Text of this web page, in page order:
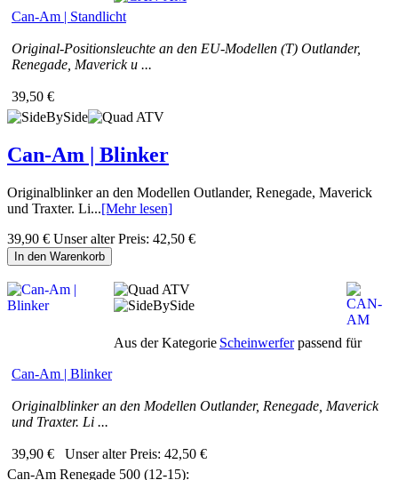
Can-Am | Standlicht
Original-Positionsleuchte an den EU-Modellen (T) Outlander,
Renegade, Maverick u ...
39,50 €
Can-Am | Blinker
Originalblinker an den Modellen Outlander, Renegade, Maverick
und Traxter. Li...[Mehr lesen]
39,90 € Unser alter Preis: 42,50 €
In den Warenkorb
Can-Am | Blinker
Originalblinker an den Modellen Outlander, Renegade, Maverick
und Traxter. Li ...
39,90 € Unser alter Preis: 42,50 €
Aus der Kategorie Scheinwerferpassend für
Can-Am Renegade 500 (12-15):